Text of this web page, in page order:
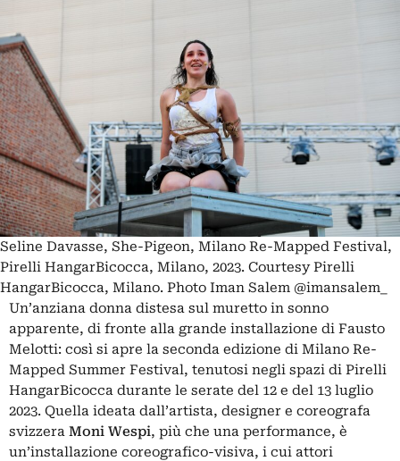
Seline Davasse, She-Pigeon, Milano Re-Mapped Festival,
Pirelli HangarBicocca, Milano, 2023. Courtesy Pirelli
HangarBicocca, Milano. Photo Iman Salem @imansalem_
Un’anziana donna distesa sul muretto in sonno
apparente, di fronte alla grande installazione di Fausto
Melotti: così si apre la seconda edizione di Milano Re-
Mapped Summer Festival, tenutosi negli spazi di Pirelli
HangarBicocca durante le serate del 12 e del 13 luglio
2023. Quella ideata dall’artista, designer e coreografa
svizzera Moni Wespi, più che una performance, è
un’installazione coreografico-visiva, i cui attori